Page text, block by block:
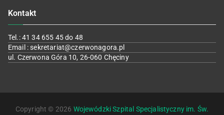
Kontakt
Tel.: 41 34 655 45 do 48
Email : sekretariat@czerwonagora.pl
ul. Czerwona Góra 10, 26-060 Chęciny
Copyright © 2026 Wojewódzki Szpital Specjalistyczny im. Św.